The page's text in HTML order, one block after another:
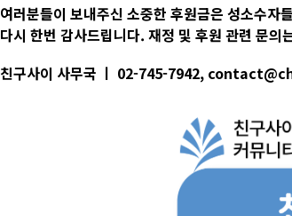
여러분들이 보내주신 소중한 후원금은 성소수자
다시 한번 감사드립니다. 재정 및 후원 관련 문의
친구사이 사무국 ㅣ 02-745-7942,